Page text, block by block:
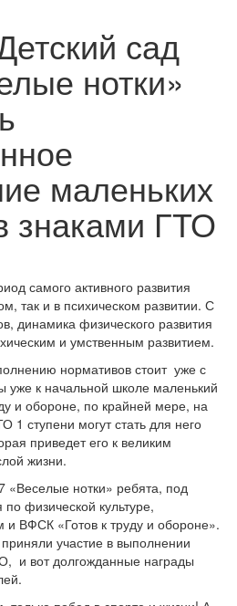
сад
нотки»
маленьких
знаками ГТО
самого активного развития
так и в психическом развитии. С
динамика физического развития
и умственным развитием.
нормативов стоит уже с
уже к начальной школе маленький
и обороне, по крайней мере, на
ступени могут стать для него
приведет его к великим
жизни.
нотки» ребята, под
по физической культуре,
и ВФСК «Готов к труду и обороне».
участие в выполнении
и вот долгожданные награды